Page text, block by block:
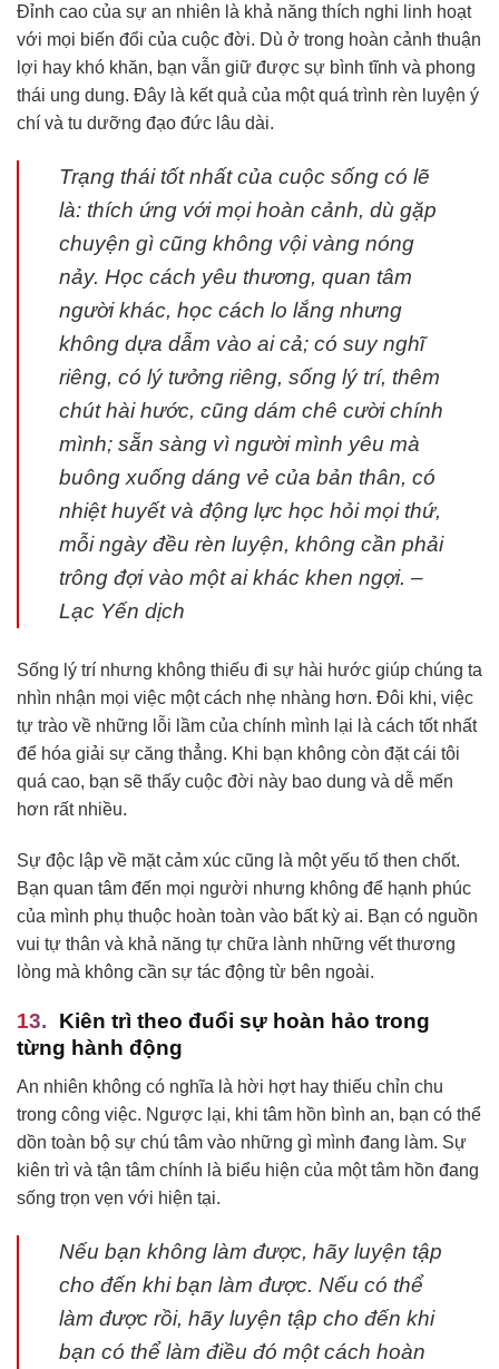
Đỉnh cao của sự an nhiên là khả năng thích nghi linh hoạt
với mọi biến đổi của cuộc đời. Dù ở trong hoàn cảnh thuận
lợi hay khó khăn, bạn vẫn giữ được sự bình tĩnh và phong
thái ung dung. Đây là kết quả của một quá trình rèn luyện ý
chí và tu dưỡng đạo đức lâu dài.
Trạng thái tốt nhất của cuộc sống có lẽ
là: thích ứng với mọi hoàn cảnh, dù gặp
chuyện gì cũng không vội vàng nóng
nảy. Học cách yêu thương, quan tâm
người khác, học cách lo lắng nhưng
không dựa dẫm vào ai cả; có suy nghĩ
riêng, có lý tưởng riêng, sống lý trí, thêm
chút hài hước, cũng dám chê cười chính
mình; sẵn sàng vì người mình yêu mà
buông xuống dáng vẻ của bản thân, có
nhiệt huyết và động lực học hỏi mọi thứ,
mỗi ngày đều rèn luyện, không cần phải
trông đợi vào một ai khác khen ngợi. –
Lạc Yến dịch
Sống lý trí nhưng không thiếu đi sự hài hước giúp chúng ta
nhìn nhận mọi việc một cách nhẹ nhàng hơn. Đôi khi, việc
tự trào về những lỗi lầm của chính mình lại là cách tốt nhất
để hóa giải sự căng thẳng. Khi bạn không còn đặt cái tôi
quá cao, bạn sẽ thấy cuộc đời này bao dung và dễ mến
hơn rất nhiều.
Sự độc lập về mặt cảm xúc cũng là một yếu tố then chốt.
Bạn quan tâm đến mọi người nhưng không để hạnh phúc
của mình phụ thuộc hoàn toàn vào bất kỳ ai. Bạn có nguồn
vui tự thân và khả năng tự chữa lành những vết thương
lòng mà không cần sự tác động từ bên ngoài.
Kiên trì theo đuổi sự hoàn hảo trong
từng hành động
An nhiên không có nghĩa là hời hợt hay thiếu chỉn chu
trong công việc. Ngược lại, khi tâm hồn bình an, bạn có thể
dồn toàn bộ sự chú tâm vào những gì mình đang làm. Sự
kiên trì và tận tâm chính là biểu hiện của một tâm hồn đang
sống trọn vẹn với hiện tại.
Nếu bạn không làm được, hãy luyện tập
cho đến khi bạn làm được. Nếu có thể
làm được rồi, hãy luyện tập cho đến khi
bạn có thể làm điều đó một cách hoàn